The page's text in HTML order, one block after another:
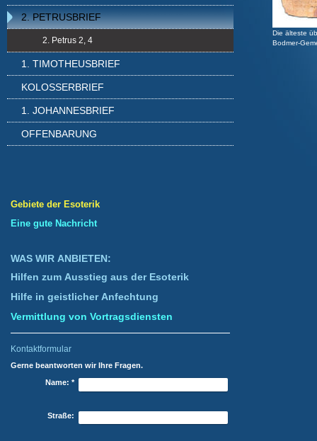
Die älteste
Bodmer-
2. PETRUSBRIEF
2. Petrus 2, 4
1. TIMOTHEUSBRIEF
KOLOSSERBRIEF
1. JOHANNESBRIEF
OFFENBARUNG
Gebiete der Esoterik
Eine gute Nachricht
WAS WIR ANBIETEN:
Hilfen zum Ausstieg aus der Esoterik
Hilfe in geistlicher Anfechtung
Vermittlung von Vortragsdiensten
Kontaktformular
Gerne beantworten wir Ihre Fragen.
Name: *
Straße: